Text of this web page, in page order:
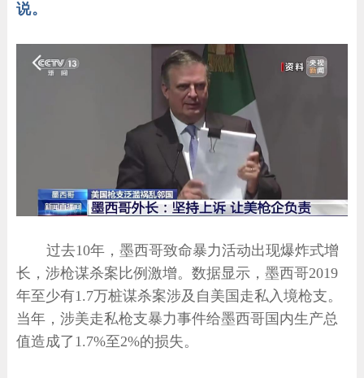
说。
过去10年，墨西哥致命暴力活动出现爆炸式增
长，涉枪谋杀案比例激增。数据显示，墨西哥2019
年至少有1.7万桩谋杀案涉及自美国走私入境枪支。
当年，涉美走私枪支暴力事件给墨西哥国内生产总
值造成了1.7%至2%的损失。